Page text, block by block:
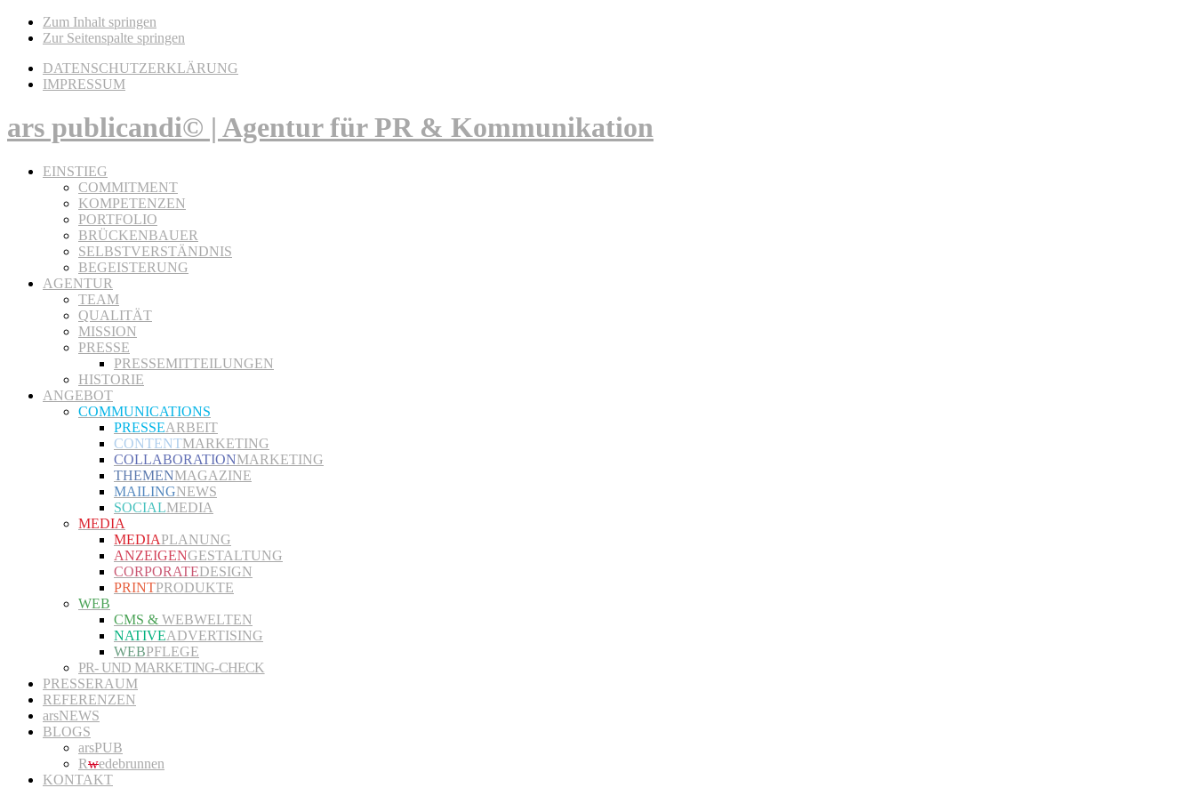
Zum Inhalt springen
Zur Seitenspalte springen
DATENSCHUTZERKLÄRUNG
IMPRESSUM
ars publicandi© | Agentur für PR & Kommunikation
EINSTIEG
COMMITMENT
KOMPETENZEN
PORTFOLIO
BRÜCKENBAUER
SELBSTVERSTÄNDNIS
BEGEISTERUNG
AGENTUR
TEAM
QUALITÄT
MISSION
PRESSE
PRESSEMITTEILUNGEN
HISTORIE
ANGEBOT
COMMUNICATIONS
PRESSEARBEIT
CONTENTMARKETING
COLLABORATIONMARKETING
THEMENMAGAZINE
MAILINGNEWS
SOCIALMEDIA
MEDIA
MEDIAPLANUNG
ANZEIGENGESTALTUNG
CORPORATEDESIGN
PRINTPRODUKTE
WEB
CMS & WEBWELTEN
NATIVEADVERTISING
WEBPFLEGE
PR- UND MARKETING-CHECK
PRESSERAUM
REFERENZEN
arsNEWS
BLOGS
arsPUB
Rwedebrunnen
KONTAKT